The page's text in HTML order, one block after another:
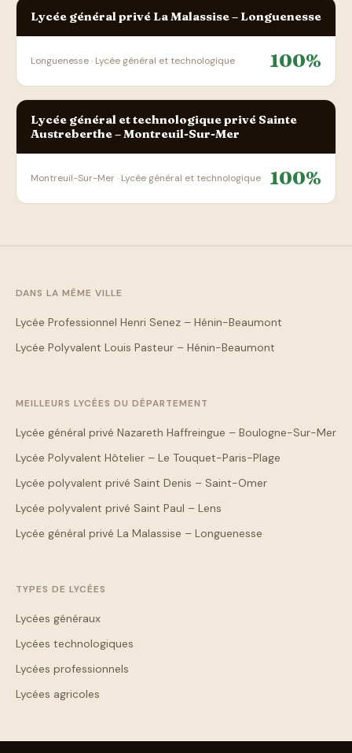
Lycée général privé La Malassise – Longuenesse
Longuenesse · Lycée général et technologique 100%
Lycée général et technologique privé Sainte
Austreberthe – Montreuil-Sur-Mer
Montreuil-Sur-Mer · Lycée général et technologique 100%
DANS LA MÊME VILLE
Lycée Professionnel Henri Senez – Hénin-Beaumont
Lycée Polyvalent Louis Pasteur – Hénin-Beaumont
MEILLEURS LYCÉES DU DÉPARTEMENT
Lycée général privé Nazareth Haffreingue – Boulogne-Sur-Mer
Lycée Polyvalent Hôtelier – Le Touquet-Paris-Plage
Lycée polyvalent privé Saint Denis – Saint-Omer
Lycée polyvalent privé Saint Paul – Lens
Lycée général privé La Malassise – Longuenesse
TYPES DE LYCÉES
Lycées généraux
Lycées technologiques
Lycées professionnels
Lycées agricoles